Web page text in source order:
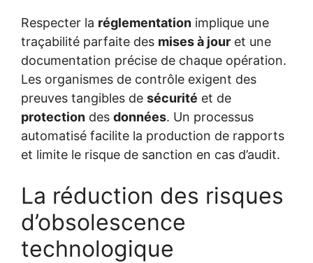
Respecter la réglementation implique une
traçabilité parfaite des mises à jour et une
documentation précise de chaque opération.
Les organismes de contrôle exigent des
preuves tangibles de sécurité et de
protection des données. Un processus
automatisé facilite la production de rapports
et limite le risque de sanction en cas d’audit.
La réduction des risques
d’obsolescence
technologique